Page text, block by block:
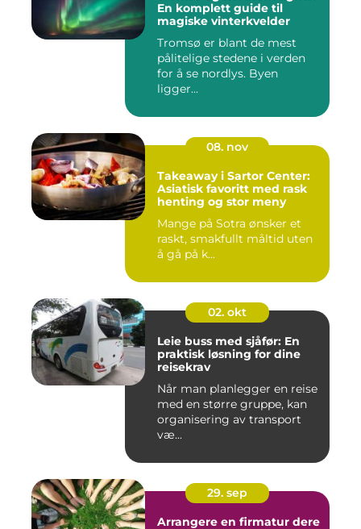
En komplett guide til
magiske vinterkvelder
Tromsø er blant de mest
pålitelige stedene i verden
for å se nordlys. Byen
ligger...
08. nov
Takeaway i Sartor Center:
Asiatisk favoritt med rask
henting og stor meny
Mange på Sotra ønsker et
raskt, smakfullt måltid uten
å gå på k...
02. okt
Leie buss med sjåfør: En
praktisk løsning for dine
reisekrav
Når man planlegger en reise
med en større gruppe, kan
organisering av transport
væ...
29. sep
Arrangere en firmatur dere